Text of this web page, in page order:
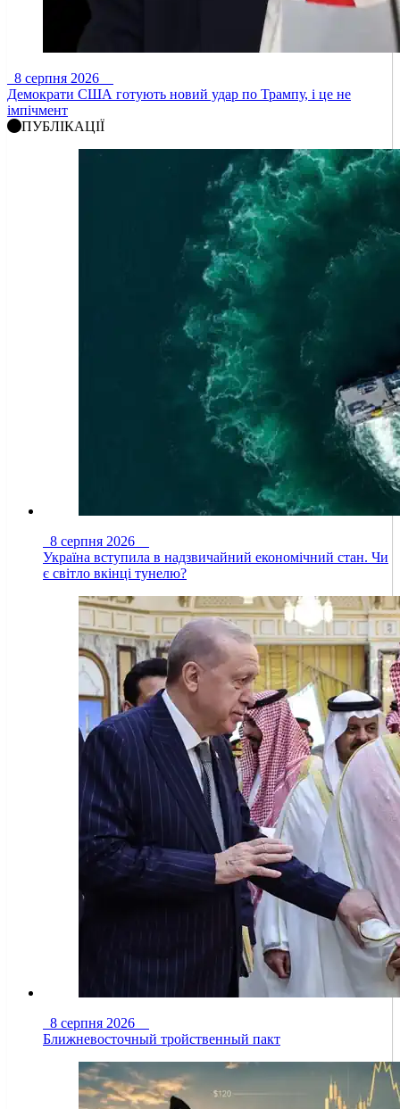
8 серпня 2026
Демократи США готують новий удар по Трампу, і це не
імпічмент
ПУБЛІКАЦІЇ
8 серпня 2026
Україна вступила в надзвичайний економічний стан. Чи
є світло вкінці тунелю?
8 серпня 2026
Ближневосточный тройственный пакт